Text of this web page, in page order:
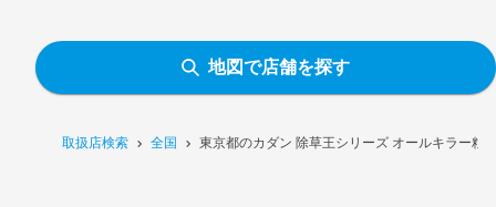
取扱店検索 全国 東京都のカダン 除草王シリーズ オールキラー粒
地図で店舗を探す